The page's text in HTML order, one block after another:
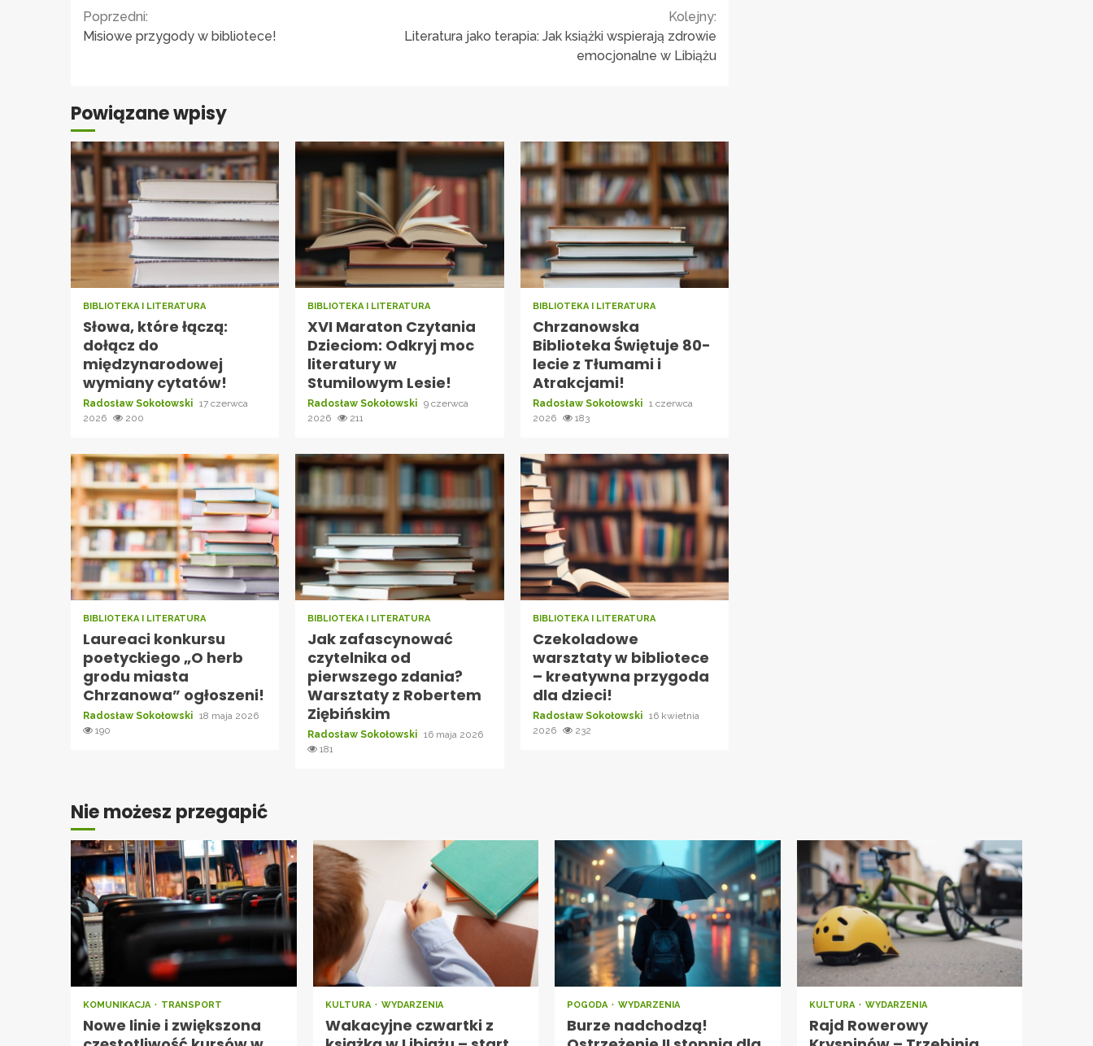
Continue
Reading
Poprzedni:
Misiowe przygody w bibliotece!
Kolejny:
Literatura jako terapia: Jak książki wspierają zdrowie
emocjonalne w Libiążu
Powiązane wpisy
BIBLIOTEKA I LITERATURA
Słowa, które łączą:
dołącz do
międzynarodowej
wymiany cytatów!
Radosław Sokołowski 17 czerwca
2026
200
BIBLIOTEKA I LITERATURA
XVI Maraton Czytania
Dzieciom: Odkryj moc
literatury w
Stumilowym Lesie!
Radosław Sokołowski 9 czerwca
2026
211
BIBLIOTEKA I LITERATURA
Chrzanowska
Biblioteka Świętuje 80-
lecie z Tłumami i
Atrakcjami!
Radosław Sokołowski 1 czerwca
2026
183
BIBLIOTEKA I LITERATURA
Laureaci konkursu
poetyckiego „O herb
grodu miasta
Chrzanowa” ogłoszeni!
Radosław Sokołowski 18 maja 2026
190
BIBLIOTEKA I LITERATURA
Jak zafascynować
czytelnika od
pierwszego zdania?
Warsztaty z Robertem
Ziębińskim
Radosław Sokołowski 16 maja 2026
181
BIBLIOTEKA I LITERATURA
Czekoladowe
warsztaty w bibliotece
– kreatywna przygoda
dla dzieci!
Radosław Sokołowski 16 kwietnia
2026
232
Nie możesz przegapić
KOMUNIKACJA TRANSPORT
Nowe linie i zwiększona
KULTURA WYDARZENIA
Wakacyjne czwartki z
POGODA WYDARZENIA
Burze nadchodzą!
KULTURA WYDARZENIA
Rajd Rowerowy